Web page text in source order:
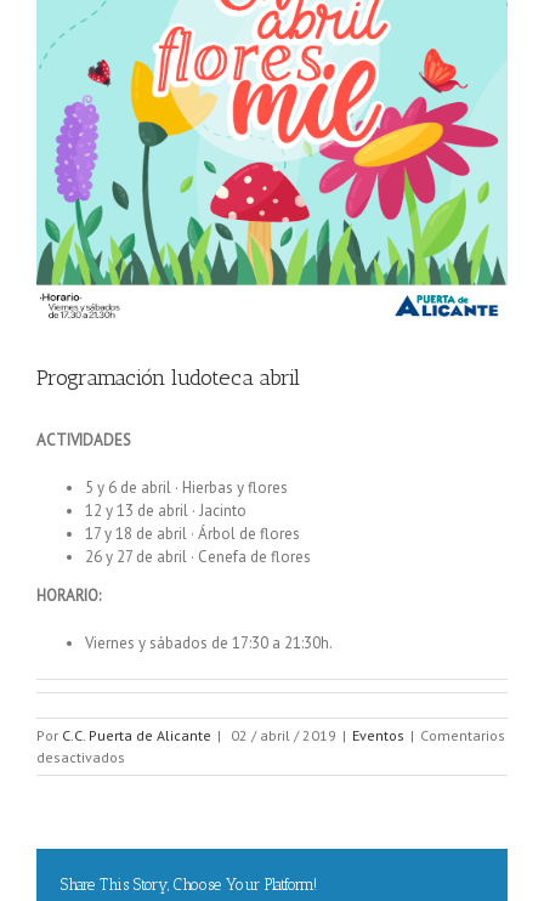
Programación ludoteca abril
ACTIVIDADES
5 y 6 de abril · Hierbas y flores
12 y 13 de abril · Jacinto
17 y 18 de abril · Árbol de flores
26 y 27 de abril · Cenefa de flores
HORARIO:
Viernes y sábados de 17:30 a 21:30h.
Por C.C. Puerta de Alicante | 02 / abril / 2019 | Eventos | Comentarios
desactivados
Programación
Share This Story, Choose Your Platform!